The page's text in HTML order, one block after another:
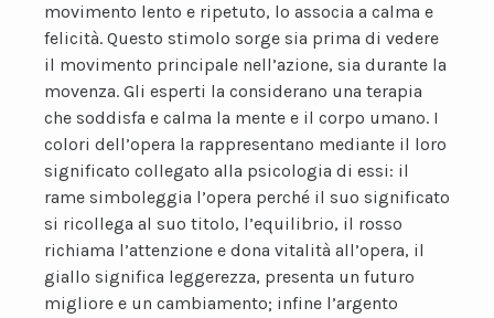
movimento lento e ripetuto, lo associa a calma e
felicità. Questo stimolo sorge sia prima di vedere
il movimento principale nell’azione, sia durante la
movenza. Gli esperti la considerano una terapia
che soddisfa e calma la mente e il corpo umano. I
colori dell’opera la rappresentano mediante il loro
significato collegato alla psicologia di essi: il
rame simboleggia l’opera perché il suo significato
si ricollega al suo titolo, l’equilibrio, il rosso
richiama l’attenzione e dona vitalità all’opera, il
giallo significa leggerezza, presenta un futuro
migliore e un cambiamento; infine l’argento